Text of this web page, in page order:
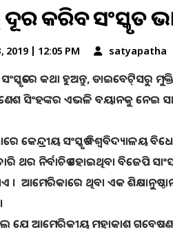
ଦୂର କରିବ ସଂସ୍କୃତ
2019 | 12:05 PM satyapatha
ସଂସ୍କୃତରେ କଥା ହୁଅନ୍ତୁ, ଡାଇବେଟି୍ସରୁ
ସିଂହଙ୍କର ଏଭଳି ବୟାନକୁ ନେଇ
କେନ୍ଦ୍ରୀୟ ସଂସ୍କୃତ ବିଶ୍ୱବିଦ୍ୟାଳୟ
ଥର ନିର୍ବାଚିତ ହୋଇଥିବା ବିଜେପି
। ଆମେରିକାରେ ଥିବା ଏକ
ଆମେରିକୀୟ ମହାକାଶ ଗବେଷଣା